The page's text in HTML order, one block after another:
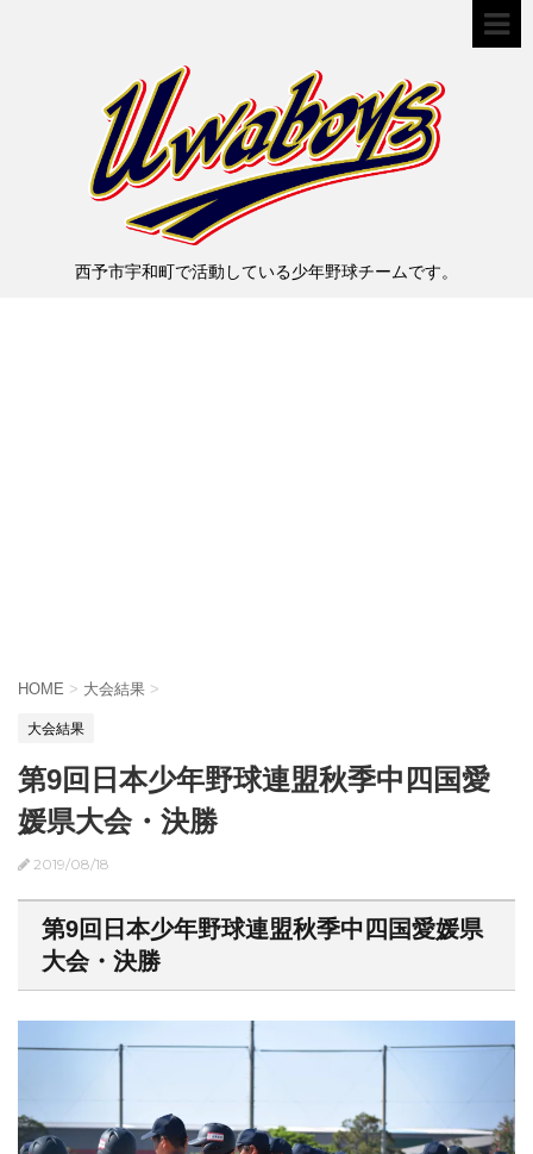
西予市宇和町で活動している少年野球チームです。
HOME > 大会結果 >
大会結果
第9回日本少年野球連盟秋季中四国愛
媛県大会・決勝
2019/08/18
第9回日本少年野球連盟秋季中四国愛媛県
大会・決勝